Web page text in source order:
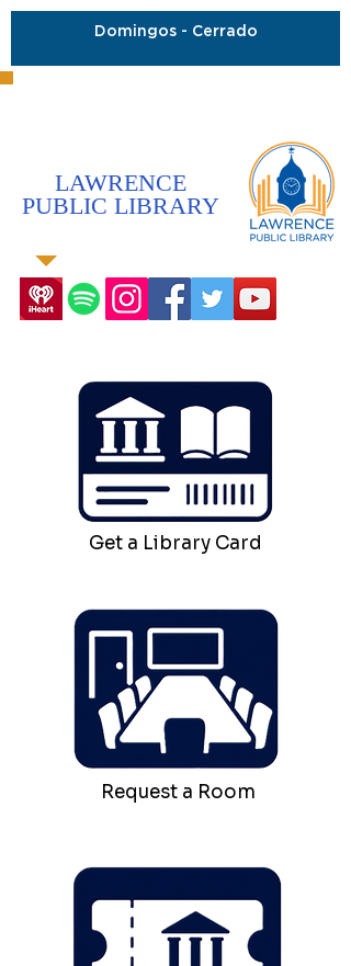
LAWRENCE
PUBLIC LIBRARY
Domingos - Cerrado
Get a Library Card
Request a Room